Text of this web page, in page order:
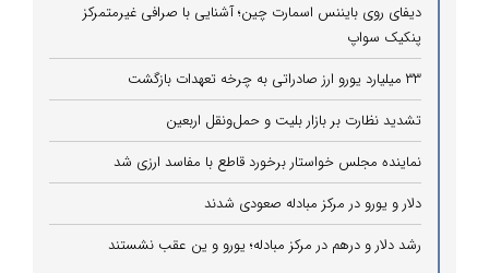
دیفای روی بایننس اسمارت چین؛ آشنایی با صرافی غیرمتمرکز
پنکیک سواپ
۳۳ میلیارد یورو ارز صادراتی به چرخه تعهدات بازگشت
تشدید نظارت بر بازار بلیت و حمل‌ونقل اربعین
نماینده مجلس خواستار برخورد قاطع با مفاسد ارزی شد
دلار و یورو در مرکز مبادله صعودی شدند
رشد دلار و درهم در مرکز مبادله؛ یورو و ین عقب نشستند